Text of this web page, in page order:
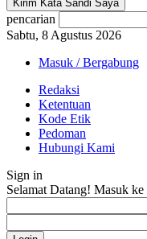
pencarian
Sabtu, 8 Agustus 2026
Masuk / Bergabung
Redaksi
Ketentuan
Kode Etik
Pedoman
Hubungi Kami
Sign in
Selamat Datang! Masuk